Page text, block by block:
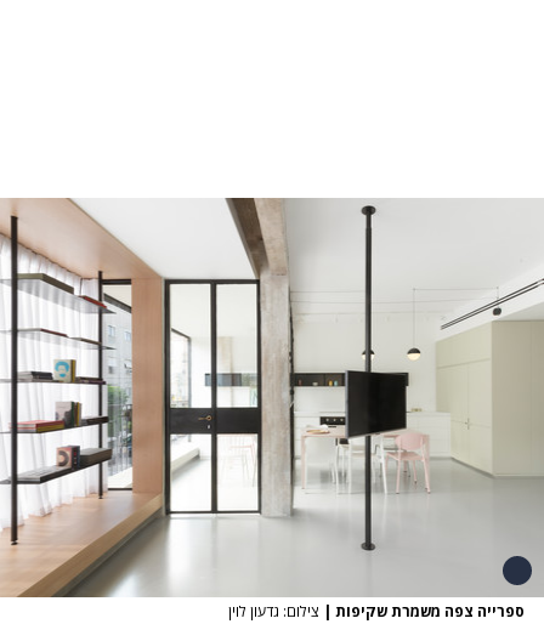
ספרייה צפה משמרת שקיפות | צילום: גדעון לוין